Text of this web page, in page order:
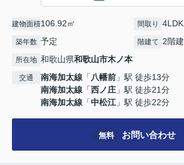
建物面積106.92㎡ 間取り 4LDK
築年数 予定 階建て 2階建
所在地 和歌山県和歌山市木ノ本
交通 南海加太線 「 八幡前 」駅 徒歩13分
南海加太線 「西ノ庄 」駅 徒歩21分
南海加太線 「中松江 」駅 徒歩22分
無料 お問い合わせ